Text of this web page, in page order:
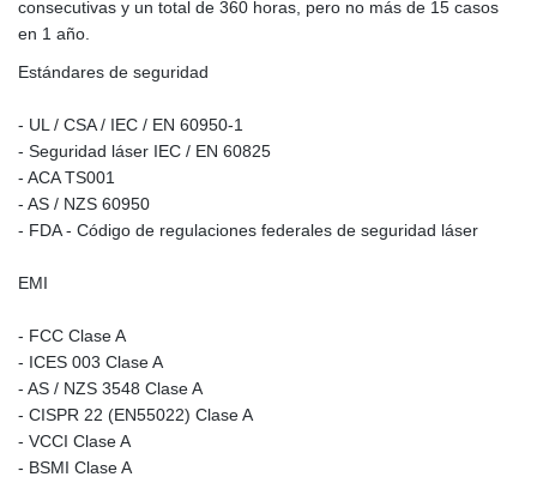
consecutivas y un total de 360 horas, pero no más de 15 casos
en 1 año.
Estándares de seguridad
- UL / CSA / IEC / EN 60950-1
- Seguridad láser IEC / EN 60825
- ACA TS001
- AS / NZS 60950
- FDA - Código de regulaciones federales de seguridad láser
EMI
- FCC Clase A
- ICES 003 Clase A
- AS / NZS 3548 Clase A
- CISPR 22 (EN55022) Clase A
- VCCI Clase A
- BSMI Clase A